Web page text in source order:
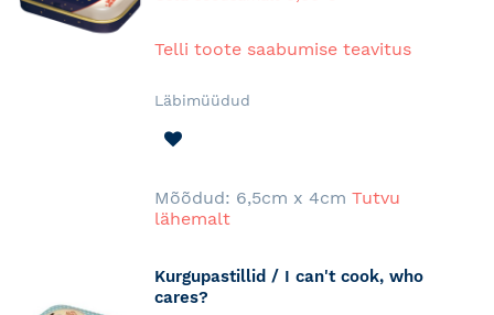
Telli toote saabumise teavitus
Läbimüüdud
Mõõdud: 6,5cm x 4cm Tutvu
lähemalt
Kurgupastillid / I can't cook, who
cares?